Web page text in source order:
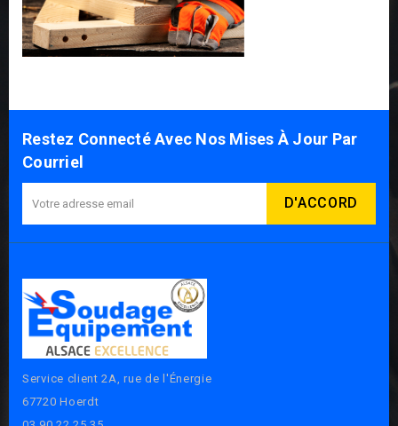
Restez Connecté Avec Nos Mises À Jour Par
Courriel
Service client 2A, rue de l'Énergie
67720 Hoerdt